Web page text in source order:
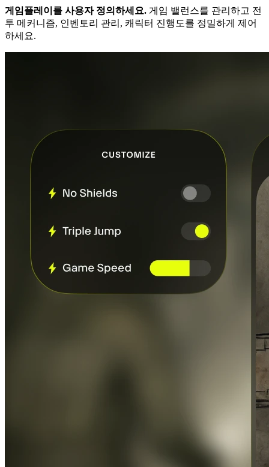
게임플레이를 사용자 정의하세요. 게임 밸런스를 관리하고 전
투 메커니즘, 인벤토리 관리, 캐릭터 진행도를 정밀하게 제어
하세요.